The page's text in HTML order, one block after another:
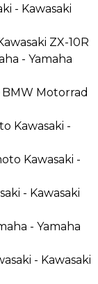
- Kawasaki
ZX-10R
- Yamaha
Motorrad
Kawasaki -
Kawasaki -
- Kawasaki
- Yamaha
- Kawasaki